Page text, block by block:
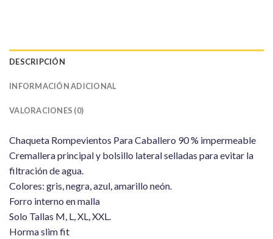
DESCRIPCIÓN
INFORMACIÓN ADICIONAL
VALORACIONES (0)
Chaqueta Rompevientos Para Caballero 90 % impermeable
Cremallera principal y bolsillo lateral selladas para evitar la
filtración de agua.
Colores: gris, negra, azul, amarillo neón.
Forro interno en malla
Solo Tallas M, L, XL, XXL.
Horma slim fit